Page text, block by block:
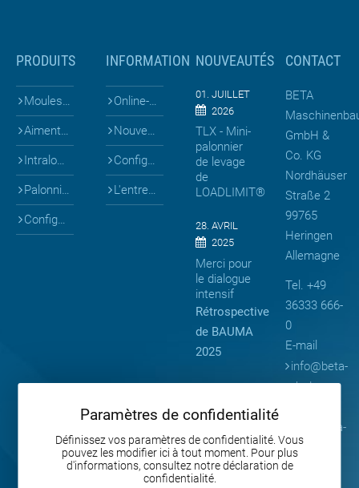
PRODUITS
Moules pour ...
Aiments & coffrages
Intralogistique
Palonniers
Configurateurs 3D
INFORMATION
Online-Shop
Nouveautés
Configurateurs 3D
L'entreprise
NOUVEAUTÉS
01. JUILLET
2026
TLX - Mini-
palonnier
de levage
de
LOADLIMIT®
28. AVRIL
2025
Merci pour
le dialogue
intensif
Rétrospective
de BAUMA
2025
sous la
surface –
Moules
CONTACT
BETA
GmbH &
Co. KG
Nordhäuser
Straße 2
99765
Heringen
Allemagne
Tel. +49
36333 666-
0
E-mail
info@beta-
mb.de
www.beta-
mb.de
Paramètres de confidentialité
Définissez vos paramètres de confidentialité. Vous
pouvez les modifier ici à tout moment. Pour plus
d'informations, consultez notre déclaration de
confidentialité.